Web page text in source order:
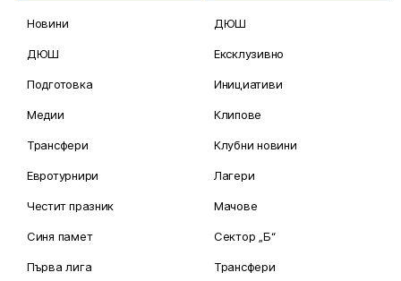
Новини
ДЮШ
Подготовка
Медии
Трансфери
Евротурнири
Честит празник
Синя памет
Първа лига
ДЮШ
Ексклузивно
Инициативи
Клипове
Клубни новини
Лагери
Мачове
Сектор „Б“
Трансфери